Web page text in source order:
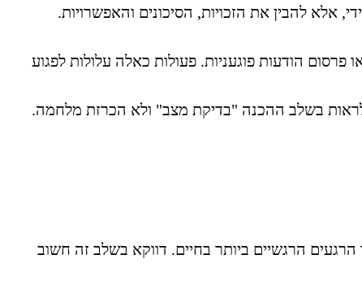
אלא להבין את הזכויות, הסיכונים והאפשרויות.
הודעות פוגעניות. פעולות כאלה עלולות לפגוע
לראות בשלב ההכנה "בדיקת מצב" ולא הכרזת מלחמה.
הרגשיים ביותר בחיים. דווקא בשלב זה חשוב